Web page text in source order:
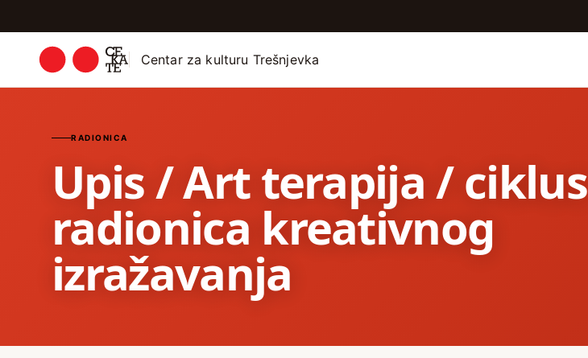
Centar za kulturu Trešnjevka
RADIONICA
Upis / Art terapija / ciklus
radionica kreativnog
izražavanja